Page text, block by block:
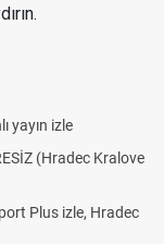
Hradec
Trivela